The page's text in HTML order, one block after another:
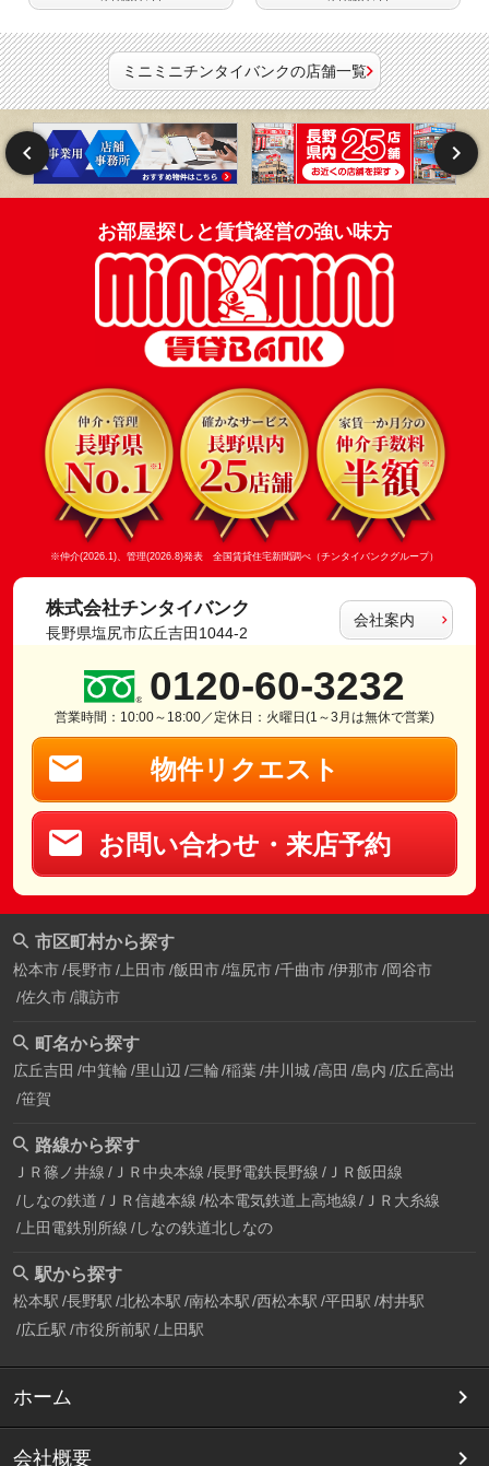
ミニミニチンタイバンクの店舗一覧
お部屋探しと賃貸経営の強い味方
※仲介(2026.1)、管理(2026.8)発表 全国賃貸住宅新聞調べ（チンタイバンクグループ）
株式会社チンタイバンク
長野県塩尻市広丘吉田1044-2
会社案内
0120-60-3232
営業時間：10:00～18:00／定休日：火曜日(1～3月は無休で営業)
物件リクエスト
お問い合わせ・来店予約
市区町村から探す
松本市 長野市 上田市 飯田市 塩尻市 千曲市 伊那市 岡谷市
佐久市 諏訪市
町名から探す
広丘吉田 中箕輪 里山辺 三輪 稲葉 井川城 高田 島内 広丘高出
笹賀
路線から探す
ＪＲ篠ノ井線 ＪＲ中央本線 長野電鉄長野線 ＪＲ飯田線
しなの鉄道 ＪＲ信越本線 松本電気鉄道上高地線
ＪＲ大糸線
上田電鉄別所線 しなの鉄道北しなの
駅から探す
松本駅 長野駅 北松本駅 南松本駅 西松本駅 平田駅 村井駅
広丘駅 市役所前駅 上田駅
ホーム
会社概要